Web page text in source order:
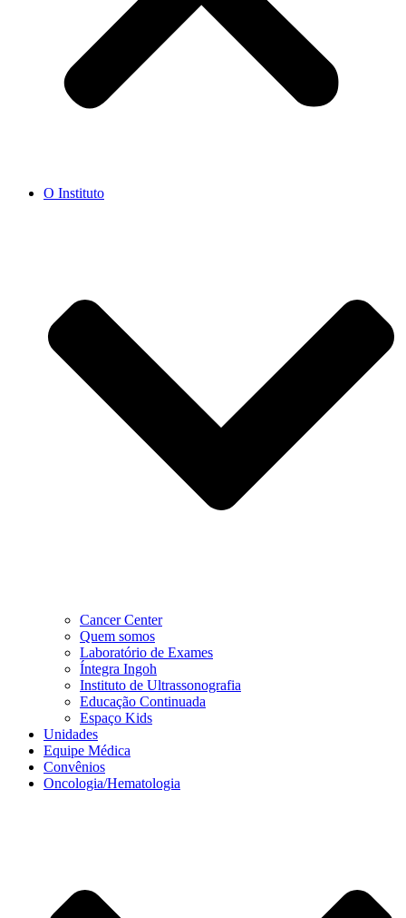
O Instituto
Cancer Center
Quem somos
Laboratório de Exames
Íntegra Ingoh
Instituto de Ultrassonografia
Educação Continuada
Espaço Kids
Unidades
Equipe Médica
Convênios
Oncologia/Hematologia